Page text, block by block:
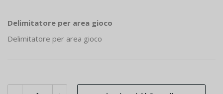
Delimitatore per area gioco
Delimitatore per area gioco